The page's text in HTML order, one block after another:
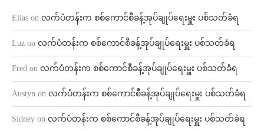
Elias on လက်ပံတန်းက စစ်ကောင်စီခန့်အုပ်ချုပ်ရေးမှူး ပစ်သတ်ခံရ
Luz on လက်ပံတန်းက စစ်ကောင်စီခန့်အုပ်ချုပ်ရေးမှူး ပစ်သတ်ခံရ
Fred on လက်ပံတန်းက စစ်ကောင်စီခန့်အုပ်ချုပ်ရေးမှူး ပစ်သတ်ခံရ
Austyn on လက်ပံတန်းက စစ်ကောင်စီခန့်အုပ်ချုပ်ရေးမှူး ပစ်သတ်ခံရ
Sidney on လက်ပံတန်းက စစ်ကောင်စီခန့်အုပ်ချုပ်ရေးမှူး ပစ်သတ်ခံရ